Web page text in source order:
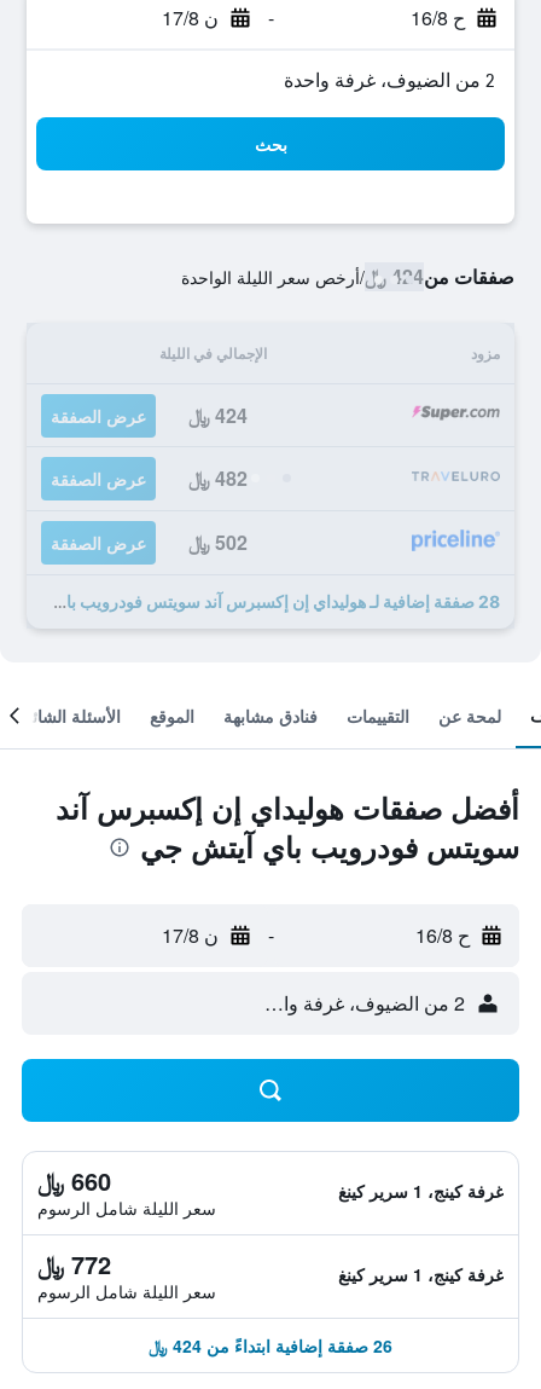
ح 16/8 - ن 17/8
2 من الضيوف، غرفة واحدة
بحث
صفقات من424 ﷼ /أرخص سعر الليلة الواحدة
مزود الإجمالي في الليلة
424 ﷼ عرض الصفقة
482 ﷼ عرض الصفقة
502 ﷼ عرض الصفقة
28 صفقة إضافية لـ هوليداي إن إكسبرس آند سويتس فودرويب باي آيتش جي
لمحة عن التقييمات فنادق مشابهة الموقع الأسئلة الشائعة
أفضل صفقات هوليداي إن إكسبرس آند
سويتس فودرويب باي آيتش جي
ح 16/8 - ن 17/8
2 من الضيوف، غرفة واحدة
غرفة كينج، 1 سرير كينغ 660 ﷼
سعر الليلة شامل الرسوم
غرفة كينج، 1 سرير كينغ 772 ﷼
سعر الليلة شامل الرسوم
26 صفقة إضافية ابتداءً من 424 ﷼